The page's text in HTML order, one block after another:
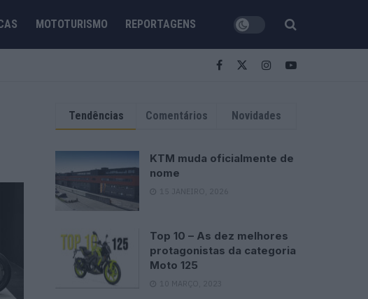
MOTOTURISMO REPORTAGENS
Tendências Comentários Novidades
KTM muda oficialmente de
nome
15 JANEIRO, 2026
Top 10 – As dez melhores
protagonistas da categoria
Moto 125
10 MARÇO, 2023